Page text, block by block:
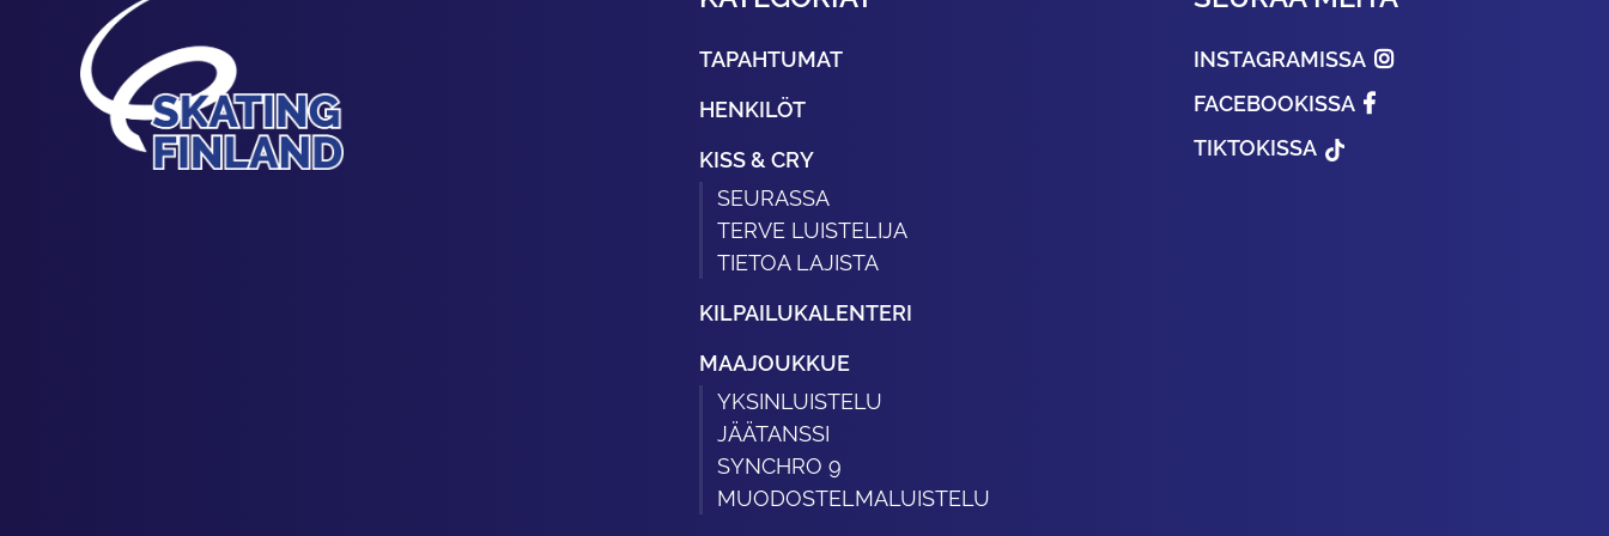
TAPAHTUMAT
HENKILÖT
KISS & CRY
SEURASSA
TERVE LUISTELIJA
TIETOA LAJISTA
KILPAILUKALENTERI
MAAJOUKKUE
YKSINLUISTELU
JÄÄTANSSI
SYNCHRO 9
MUODOSTELMALUISTELU
INSTAGRAMISSA
FACEBOOKISSA
TIKTOKISSA